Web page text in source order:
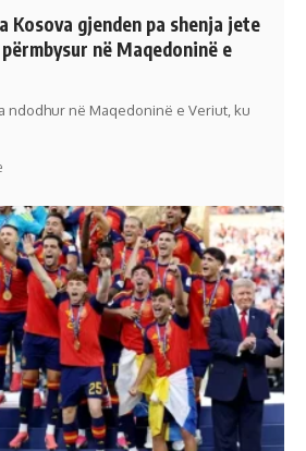
Kosova gjenden pa shenja jete
në Maqedoninë e
ndodhur në Maqedoninë e Veriut, ku